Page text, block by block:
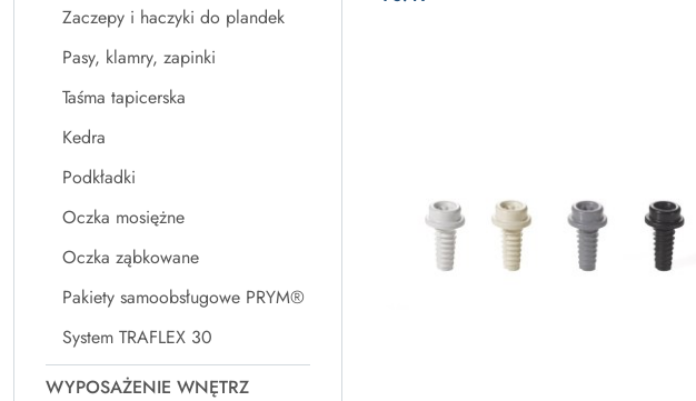
Zaczepy i haczyki do plandek
Pasy, klamry, zapinki
Taśma tapicerska
Kedra
Podkładki
Oczka mosiężne
Oczka ząbkowane
Pakiety samoobsługowe PRYM®
System TRAFLEX 30
WYPOSAŻENIE WNĘTRZ